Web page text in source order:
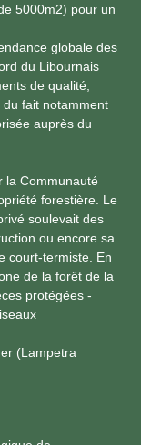
5000m2) pour un
globale des
du Libournais
de qualité,
fait notamment
auprès du
la Communauté
forestière. Le
soulevait des
ou encore sa
court-termiste. En
de la forêt de la
protégées -
(Lampetra